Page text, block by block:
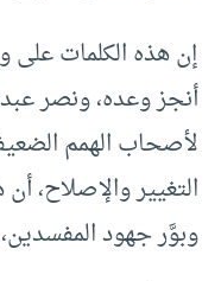
إن هذه الكلمات على
أنجز وعده، ونصر
لأصحاب الهمم
التغيير والإصلاح،
وبوَّر جهود